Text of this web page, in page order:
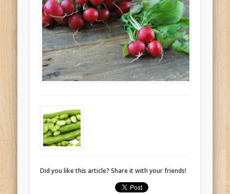
Did you like this article? Share it with your friends!